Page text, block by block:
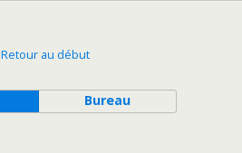
Retour au début
Bureau